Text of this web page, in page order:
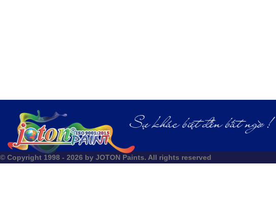
© Copyright 1998 - 2026 by JOTON Paints. All rights reserved